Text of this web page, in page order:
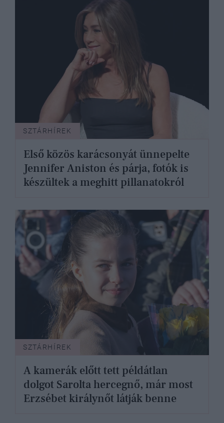
SZTÁRHÍREK
Első közös karácsonyát ünnepelte
Jennifer Aniston és párja, fotók is
készültek a meghitt pillanatokról
SZTÁRHÍREK
A kamerák előtt tett példátlan
dolgot Sarolta hercegnő, már most
Erzsébet királynőt látják benne